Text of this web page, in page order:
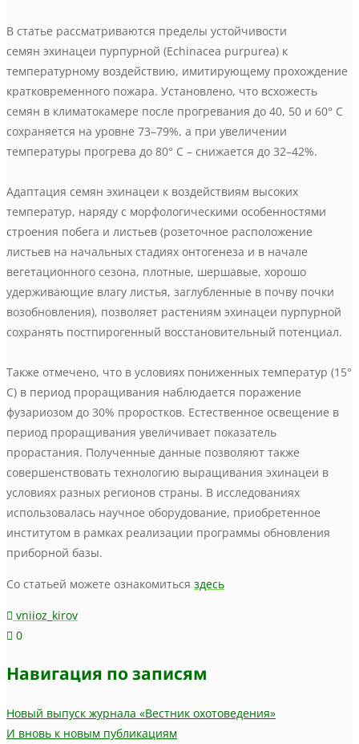
В статье рассматриваются пределы устойчивости
семян эхинацеи пурпурной (Echinacea purpurea) к
температурному воздействию, имитирующему прохождение
кратковременного пожара. Установлено, что всхожесть
семян в климатокамере после прогревания до 40, 50 и 60° С
сохраняется на уровне 73–79%, а при увеличении
температуры прогрева до 80° С – снижается до 32–42%.
Адаптация семян эхинацеи к воздействиям высоких
температур, наряду с морфологическими особенностями
строения побега и листьев (розеточное расположение
листьев на начальных стадиях онтогенеза и в начале
вегетационного сезона, плотные, шершавые, хорошо
удерживающие влагу листья, заглубленные в почву почки
возобновления), позволяет растениям эхинацеи пурпурной
сохранять постпирогенный восстановительный потенциал.
Также отмечено, что в условиях пониженных температур (15°
С) в период проращивания наблюдается поражение
фузариозом до 30% проростков. Естественное освещение в
период проращивания увеличивает показатель
прорастания. Полученные данные позволяют также
совершенствовать технологию выращивания эхинацеи в
условиях разных регионов страны. В исследованиях
использовалась научное оборудование, приобретенное
институтом в рамках реализации программы обновления
приборной базы.
Со статьей можете ознакомиться здесь
vniioz_kirov
0
Навигация по записям
Новый выпуск журнала «Вестник охотоведения»
И вновь к новым публикациям